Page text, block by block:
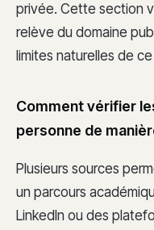
privée. Cette section
relève du domaine
limites naturelles de
Comment vérifier
personne de
Plusieurs sources
un parcours
LinkedIn ou des